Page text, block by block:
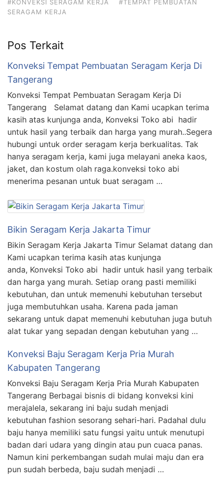
#KONVEKSI SERAGAM KERJA
#TEMPAT PEMBUATAN
SERAGAM KERJA
Pos Terkait
Konveksi Tempat Pembuatan Seragam Kerja Di
Tangerang
Konveksi Tempat Pembuatan Seragam Kerja Di
Tangerang Selamat datang dan Kami ucapkan terima
kasih atas kunjunga anda, Konveksi Toko abi hadir
untuk hasil yang terbaik dan harga yang murah..Segera
hubungi untuk order seragam kerja berkualitas. Tak
hanya seragam kerja, kami juga melayani aneka kaos,
jaket, dan kostum olah raga.konveksi toko abi
menerima pesanan untuk buat seragam …
Bikin Seragam Kerja Jakarta Timur
Bikin Seragam Kerja Jakarta Timur Selamat datang dan
Kami ucapkan terima kasih atas kunjunga
anda, Konveksi Toko abi hadir untuk hasil yang terbaik
dan harga yang murah. Setiap orang pasti memiliki
kebutuhan, dan untuk memenuhi kebutuhan tersebut
juga membutuhkan usaha. Karena pada jaman
sekarang untuk dapat memenuhi kebutuhan juga butuh
alat tukar yang sepadan dengan kebutuhan yang …
Konveksi Baju Seragam Kerja Pria Murah
Kabupaten Tangerang
Konveksi Baju Seragam Kerja Pria Murah Kabupaten
Tangerang Berbagai bisnis di bidang konveksi kini
merajalela, sekarang ini baju sudah menjadi
kebutuhan fashion sesorang sehari-hari. Padahal dulu
baju hanya memiliki satu fungsi yaitu untuk menutupi
badan dari udara yang dingin atau pun cuaca panas.
Namun kini perkembangan sudah mulai maju dan era
pun sudah berbeda, baju sudah menjadi …